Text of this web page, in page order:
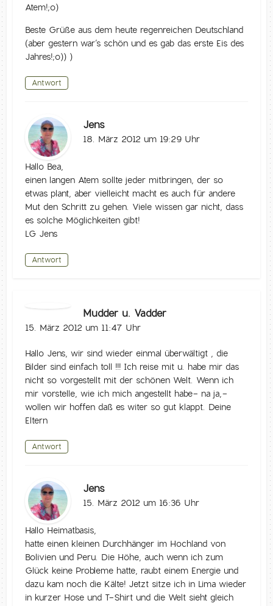
Atem!;o)
Beste Grüße aus dem heute regenreichen Deutschland
(aber gestern war’s schön und es gab das erste Eis des
Jahres!;o)) )
Antwort
Jens
18. März 2012 um 19:29 Uhr
Hallo Bea,
einen langen Atem sollte jeder mitbringen, der so
etwas plant, aber vielleicht macht es auch für andere
Mut den Schritt zu gehen. Viele wissen gar nicht, dass
es solche Möglichkeiten gibt!
LG Jens
Antwort
Mudder u. Vadder
15. März 2012 um 11:47 Uhr
Hallo Jens, wir sind wieder einmal überwältigt , die
Bilder sind einfach toll !!! Ich reise mit u. habe mir das
nicht so vorgestellt mit der schönen Welt. Wenn ich
mir vorstelle, wie ich mich angestellt habe- na ja,-
wollen wir hoffen daß es witer so gut klappt. Deine
Eltern
Antwort
Jens
15. März 2012 um 16:36 Uhr
Hallo Heimatbasis,
hatte einen kleinen Durchhänger im Hochland von
Bolivien und Peru. Die Höhe, auch wenn ich zum
Glück keine Probleme hatte, raubt einem Energie und
dazu kam noch die Kälte! Jetzt sitze ich in Lima wieder
in kurzer Hose und T-Shirt und die Welt sieht gleich